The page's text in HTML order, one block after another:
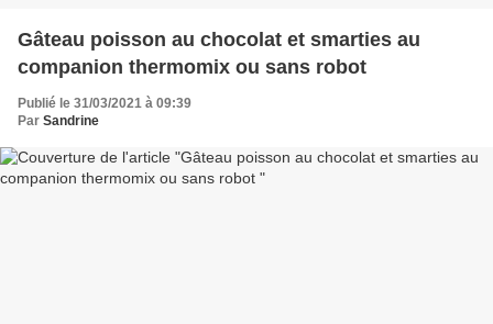
Gâteau poisson au chocolat et smarties au
companion thermomix ou sans robot
Publié le 31/03/2021 à 09:39
Par Sandrine